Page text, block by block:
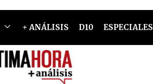
+ ANÁLISIS D10 ESPECIALES